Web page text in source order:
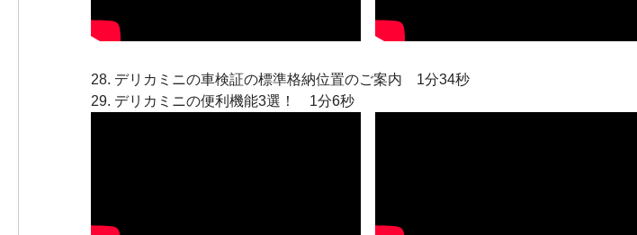
28. デリカミニの車検証の標準格納位置のご案内 1分34秒
29. デリカミニの便利機能3選！ 1分6秒